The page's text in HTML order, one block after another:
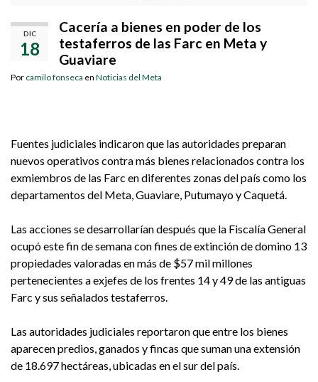
DIC
18
Cacería a bienes en poder de los
testaferros de las Farc en Meta y
Guaviare
Por camilo fonseca en Noticias del Meta
Fuentes judiciales indicaron que las autoridades preparan
nuevos operativos contra más bienes relacionados contra los
exmiembros de las Farc en diferentes zonas del país como los
departamentos del Meta, Guaviare, Putumayo y Caquetá.
Las acciones se desarrollarían después que la Fiscalía General
ocupó este fin de semana con fines de extinción de domino 13
propiedades valoradas en más de $57 mil millones
pertenecientes a exjefes de los frentes 14 y 49 de las antiguas
Farc y sus señalados testaferros.
Las autoridades judiciales reportaron que entre los bienes
aparecen predios, ganados y fincas que suman una extensión
de 18.697 hectáreas, ubicadas en el sur del país.